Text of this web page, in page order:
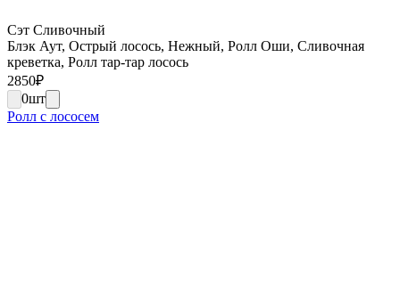
Сэт Сливочный
Блэк Аут, Острый лосось, Нежный, Ролл Оши, Сливочная
креветка, Ролл тар-тар лосось
2850₽
0шт
Ролл с лососем